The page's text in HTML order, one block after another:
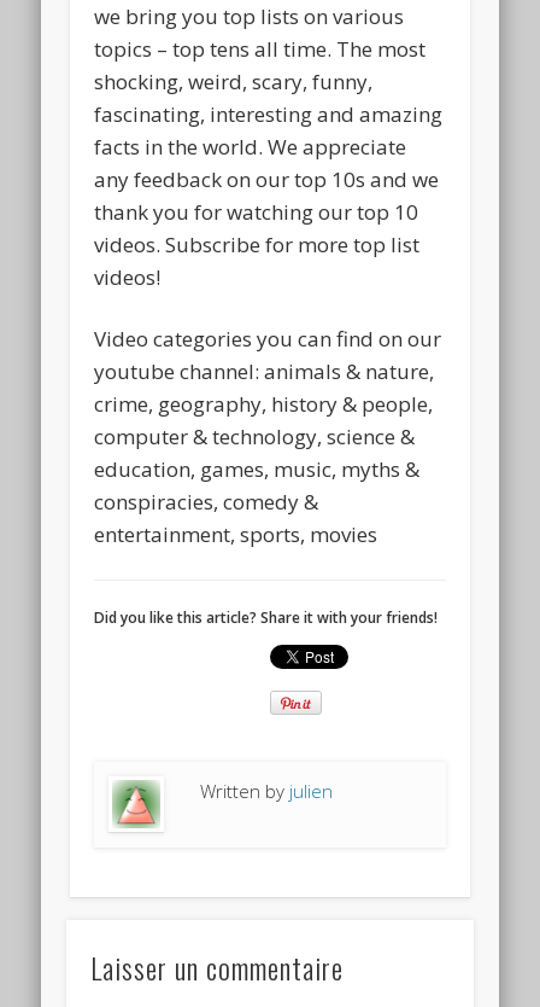
we bring you top lists on various
topics – top tens all time. The most
shocking, weird, scary, funny,
fascinating, interesting and amazing
facts in the world. We appreciate
any feedback on our top 10s and we
thank you for watching our top 10
videos. Subscribe for more top list
videos!
Video categories you can find on our
youtube channel: animals & nature,
crime, geography, history & people,
computer & technology, science &
education, games, music, myths &
conspiracies, comedy &
entertainment, sports, movies
Did you like this article? Share it with your friends!
Written by julien
Laisser un commentaire